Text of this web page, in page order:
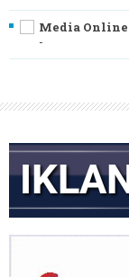
Media
-